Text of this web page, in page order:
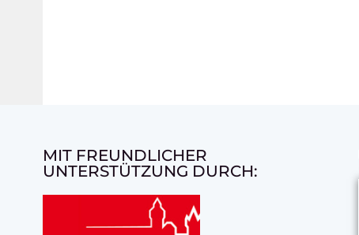
MIT FREUNDLICHER
UNTERSTÜTZUNG DURCH: